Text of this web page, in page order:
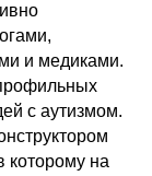
и медиками.
с аутизмом.
которому на